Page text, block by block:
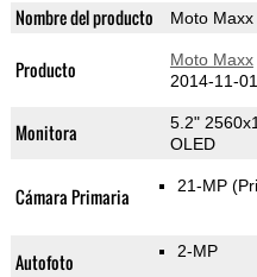
Nombre del producto Moto Maxx
Producto Moto Maxx
2014-11-
Monitora
5.2"
OLED
Cámara Primaria 21-MP
Autofoto 2-MP